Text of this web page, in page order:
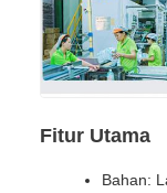
Fitur Utama
Bahan: